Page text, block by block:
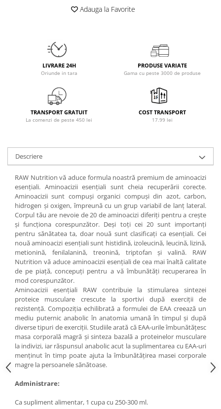
Power System
Puritan`s Pride
Raw Nutrition
REDCON1
Revoflex
RIPT
Scitec
Scivation
Skill Nutrition
Smart Shake
Swanson
Under Armour
Universal
Vitargo
Weider
Zenana
Adauga la Favorite
LIVRARE 24H
Oriunde in tara
PRODUSE VARIATE
Gama cu peste 3000 de produse
TRANSPORT GRATUIT
La comenzi de peste 450 lei
COST TRANSPORT
17.99 lei
Descriere
RAW Nutrition vă aduce formula noastră premium de aminoacizi
esențiali. Aminoacizii esențiali sunt cheia recuperării corecte.
Aminoacizii sunt compuși organici compuși din azot, carbon,
hidrogen și oxigen, împreună cu un grup variabil de lanț lateral.
Corpul tău are nevoie de 20 de aminoacizi diferiți pentru a crește
și funcționa corespunzător. Deși toți cei 20 sunt importanți
pentru sănătatea ta, doar nouă sunt clasificați ca esențiali. Cei
nouă aminoacizi esențiali sunt histidină, izoleucină, leucină, lizină,
metionină, fenilalanină, treonină, triptofan și valină. RAW
Nutrition vă aduce aminoacizii esențiali de cea mai înaltă calitate
de pe piață, concepuți pentru a vă îmbunătăți recuperarea în
mod corespunzător.
Aminoacizii esențiali RAW contribuie la stimularea sintezei
proteice musculare crescute la sportivi după exerciții de
rezistență. Compoziția echilibrată a formulei de EAA creează un
mediu puternic anabolic în anatomia umană în timpul și după
diverse tipuri de exerciții. Studiile arată că EAA-urile îmbunătățesc
masa corporală magră și sinteza bazală a proteinelor musculare
la indivizi, iar răspunsul anabolic acut la suplimentarea cu EAA-uri
menținut în timp poate ajuta la îmbunătățirea masei corporale
magre la persoanele sănătoase.
Administrare:
Ca supliment alimentar, 1 cupa cu 250-300 ml.